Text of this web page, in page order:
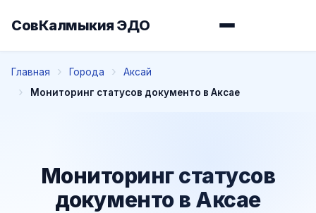
СовКалмыкия ЭДО
Главная Города
Аксай
Мониторинг статусов документо в Аксае
Мониторинг статусов
документо в Аксае